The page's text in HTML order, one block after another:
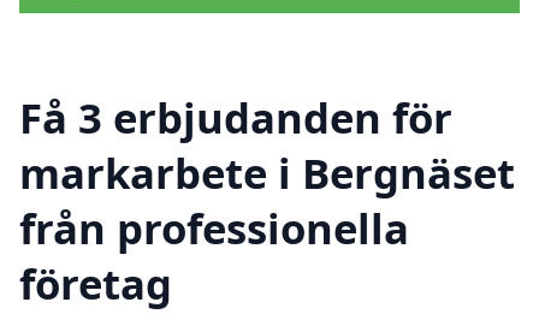
Få 3 erbjudanden för
markarbete i Bergnäset
från professionella
företag